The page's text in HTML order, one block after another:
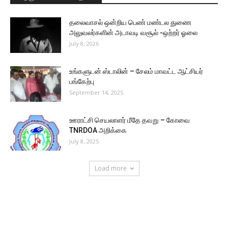
தலைவாசல் ஒன்றிய பெண் மண்டல துணை
அலுவலர்களின் அடாவடி வசூல் -ஒற்றர் ஓலை
July 8, 2026
உங்களுடன் ஸ்டாலின் – சேலம் மாவட்ட ஆட்சியர்
பங்கேற்பு
September 14, 2025
ஊராட்சி செயலாளர் மீதே தவறு – கோவை
TNRDOA அறிக்கை
July 8, 2025
Load more